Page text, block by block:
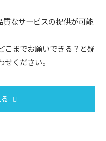
なサービスの提供が可能
こまでお願いできる？と疑
ください。